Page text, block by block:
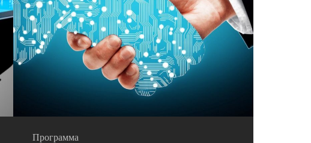
Программа
не дойти.
в WhatsApp